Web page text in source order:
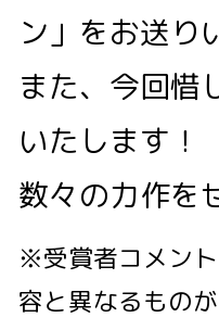
ン」をお送り
また、今回惜
いたします！
数々の力作を
※受賞者コメン
容と異なるもの